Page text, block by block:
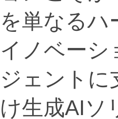
を単なる
イノベーシ
ジェントに
け生成AIソ